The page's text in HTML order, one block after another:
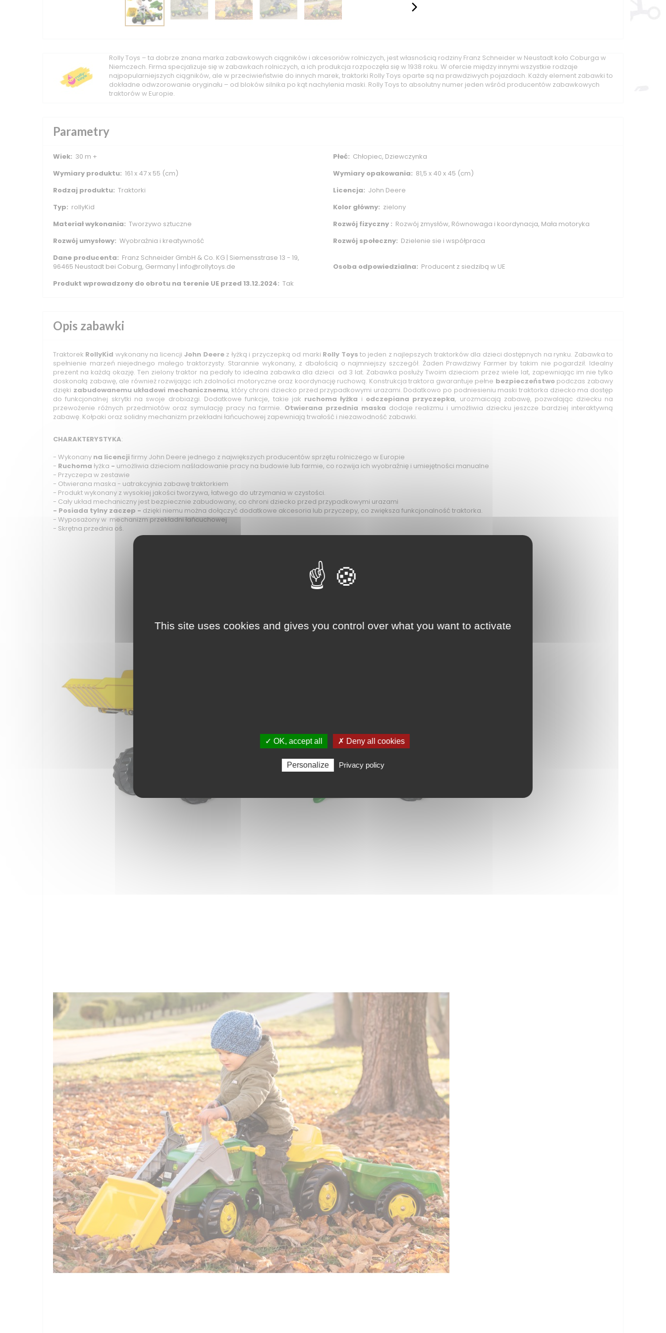
Rolly Toys – ta dobrze znana marka zabawkowych ciągników i akcesoriów rolniczych, jest własnością rodziny Franz Schneider w Neustadt koło Coburga w
Niemczech. Firma specjalizuje się w zabawkach rolniczych, a ich produkcja rozpoczęła się w 1938 roku. W ofercie między innymi wszystkie rodzaje
najpopularniejszych ciągników, ale w przeciwieństwie do innych marek, traktorki Rolly Toys oparte są na prawdziwych pojazdach. Każdy element zabawki to
dokładne odwzorowanie oryginału – od bloków silnika po kąt nachylenia maski. Rolly Toys to absolutny numer jeden wśród producentów zabawkowych
traktorów w Europie.
Parametry
Wiek: 30 m + Płeć: Chłopiec, Dziewczynka
Wymiary produktu: 161 x 47 x 55 (cm) Wymiary opakowania: 81,5 x 40 x 45 (cm)
Rodzaj produktu: Traktorki Licencja: John Deere
Typ: rollyKid Kolor główny: zielony
Materiał wykonania: Tworzywo sztuczne Rozwój fizyczny : Rozwój zmysłów, Równowaga i koordynacja, Mała motoryka
Rozwój umysłowy: Wyobraźnia i kreatywność Rozwój społeczny: Dzielenie sie i współpraca
Dane producenta: Franz Schneider GmbH & Co. KG | Siemensstrase 13 - 19,
96465 Neustadt bei Coburg, Germany | info@rollytoys.de
Osoba odpowiedzialna: Producent z siedzibą w UE
Produkt wprowadzony do obrotu na terenie UE przed 13.12.2024: Tak
Opis zabawki
Traktorek RollyKid wykonany na licencji John Deerez łyżką i przyczepką od marki Rolly Toys to jeden z najlepszych traktorków dla dzieci dostępnych na rynku. Zabawka to
spełnienie marzeń niejednego małego traktorzysty. Starannie wykonany, z dbałością o najmniejszy szczegół. Żaden Prawdziwy Farmer by takim nie pogardził. Idealny
prezent na każdą okazję. Ten zielony traktor na pedały to idealna zabawka dla dzieci od 3 lat. Zabawka posłuży Twoim dzieciom przez wiele lat, zapewniając im nie tylko
doskonałą zabawę, ale również rozwijając ich zdolności motoryczne oraz koordynację ruchową. Konstrukcja traktora gwarantuje pełne bezpieczeństwo podczas zabawy
dzięki zabudowanemu układowi mechanicznemu, który chroni dziecko przed przypadkowymi urazami. Dodatkowo po podniesieniu maski traktorka dziecko ma dostęp
do funkcjonalnej skrytki na swoje drobiazgi. Dodatkowe funkcje, takie jak ruchoma łyżka i odczepiana przyczepka, urozmaicają zabawę, pozwalając dziecku na
przewożenie różnych przedmiotów oraz symulację pracy na farmie. Otwierana przednia maska dodaje realizmu i umożliwia dziecku jeszcze bardziej interaktywną
zabawę. Kołpaki oraz solidny mechanizm przekładni łańcuchowej zapewniają trwałość i niezawodność zabawki.
CHARAKTERYSTYKA:
- Wykonany na licencji firmy John Deere jednego z największych producentów sprzętu rolniczego w Europie
- Ruchoma łyżka - umożliwia dzieciom naśladowanie pracy na budowie lub farmie, co rozwija ich wyobraźnię i umiejętności manualne
- Przyczepa w zestawie
- Otwierana maska - uatrakcyjnia zabawę traktorkiem
- Produkt wykonany z wysokiej jakości tworzywa, łatwego do utrzymania w czystości.
- Cały układ mechaniczny jest bezpiecznie zabudowany, co chroni dziecko przed przypadkowymi urazami
- Posiada tylny zaczep - dzięki niemu można dołączyć dodatkowe akcesoria lub przyczepy, co zwiększa funkcjonalność traktorka.
- Wyposażony w mechanizm przekładni łańcuchowej
- Skrętna przednia oś.
This site uses cookies and gives you control over what you want to activate
✓ OK, accept all ✗ Deny all cookies
Personalize Privacy policy